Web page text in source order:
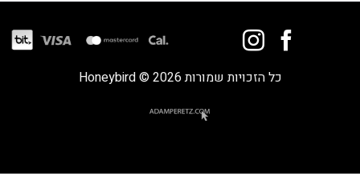
כל הזכויות שמורות 2026 © Honeybird